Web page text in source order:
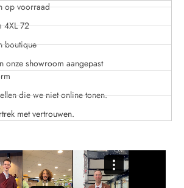
op voorraad
4XL 72
boutique
onze showroom aangepast
die we niet online tonen.
met vertrouwen.